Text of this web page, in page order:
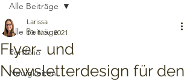
Alle Beiträge
Portfolio
Neuigkeiten
Alle Beiträge
Flyer- und
Newsletterdesign für den
Larissa
10. Nov. 2021